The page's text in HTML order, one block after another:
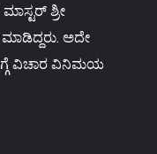
ಶ್ರೀ
ಅದೇ
ವಿಚಾರ ವಿನಿಮಯ